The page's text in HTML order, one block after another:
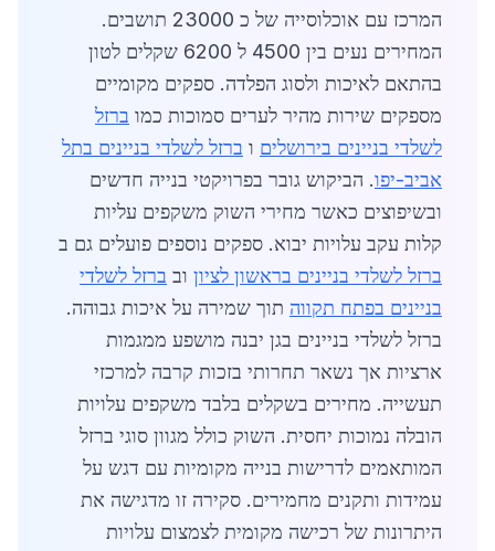
המרכז עם אוכלוסייה של כ 23000 תושבים.
המחירים נעים בין 4500 ל 6200 שקלים לטון
בהתאם לאיכות ולסוג הפלדה. ספקים מקומיים
מספקים שירות מהיר לערים סמוכות כמו ברזל
לשלדי בניינים בירושלים ו ברזל לשלדי בניינים בתל
אביב-יפו. הביקוש גובר בפרויקטי בנייה חדשים
ובשיפוצים כאשר מחירי השוק משקפים עליות
קלות עקב עלויות יבוא. ספקים נוספים פועלים גם ב
ברזל לשלדי בניינים בראשון לציון וב ברזל לשלדי
בניינים בפתח תקווה תוך שמירה על איכות גבוהה.
ברזל לשלדי בניינים בגן יבנה מושפע ממגמות
ארציות אך נשאר תחרותי בזכות קרבה למרכזי
תעשייה. מחירים בשקלים בלבד משקפים עלויות
הובלה נמוכות יחסית. השוק כולל מגוון סוגי ברזל
המותאמים לדרישות בנייה מקומיות עם דגש על
עמידות ותקנים מחמירים. סקירה זו מדגישה את
היתרונות של רכישה מקומית לצמצום עלויות